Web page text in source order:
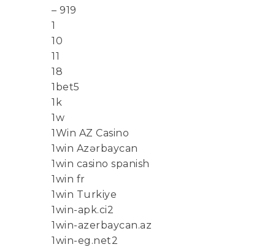
– 919
1
10
11
18
1bet5
1k
1w
1Win AZ Casino
1win Azərbaycan
1win casino spanish
1win fr
1win Turkiye
1win-apk.ci2
1win-azerbaycan.az
1win-eg.net2